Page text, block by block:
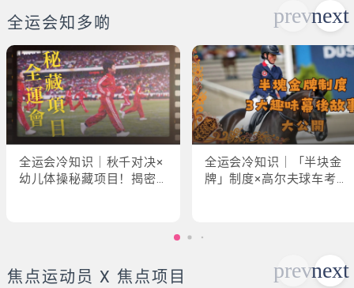
全运会知多啲
全运会冷知识｜秋千对决×
幼儿体操秘藏项目！揭密
全运会冷知识｜「半块金
牌」制度×高尔夫球车考牌
焦点运动员 X 焦点项目